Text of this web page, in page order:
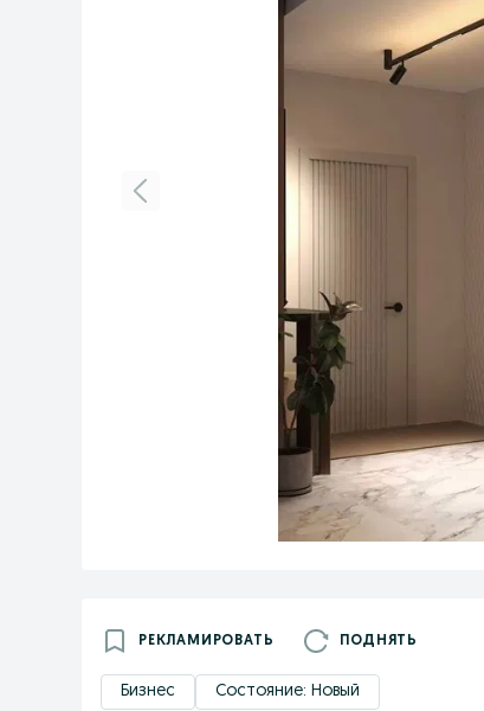
РЕКЛАМИРОВАТЬ ПОДНЯТЬ
Бизнес Состояние: Новый